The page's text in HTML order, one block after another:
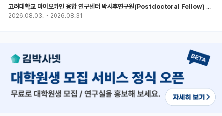
고려대학교 마이오카인 융합 연구센터 박사후연구원(Postdoctoral Fellow) 모집
2026.08.03. ~ 2026.08.31